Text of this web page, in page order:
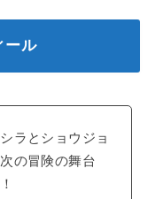
ール
ラとショウジョ
の冒険の舞台
！